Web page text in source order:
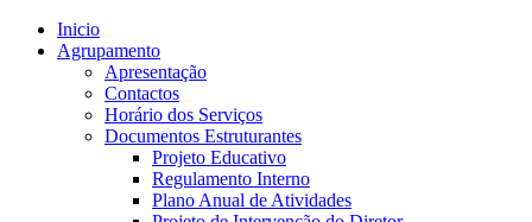
Inicio
Agrupamento
Apresentação
Contactos
Horário dos Serviços
Documentos Estruturantes
Projeto Educativo
Regulamento Interno
Plano Anual de Atividades